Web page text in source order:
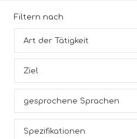
Filtern nach
Art der Tätigkeit
Ziel
gesprochene Sprachen
Spezifikationen